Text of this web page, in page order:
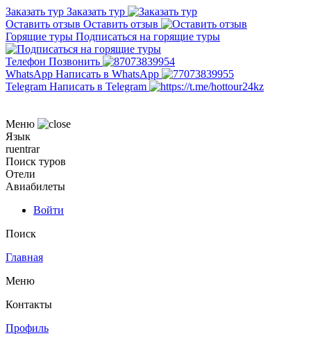
Заказать тур Заказать тур
Оставить отзыв Оставить отзыв
Горящие туры Подписаться на горящие туры
Телефон Позвонить
WhatsApp Написать в WhatsApp
Telegram Написать в Telegram
Меню
Язык
ruentrar
Поиск туров
Отели
Авиабилеты
Войти
Поиск
Главная
Меню
Контакты
Профиль